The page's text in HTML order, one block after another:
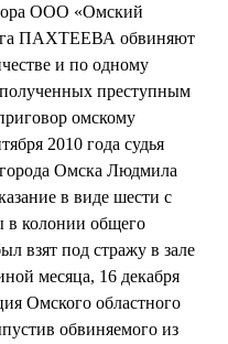
ООО «Омский
ПАХТЕЕВА обвиняют
и по одному
преступным
омскому
2010 года судья
Омска Людмила
в виде шести с
в колонии общего
взят под стражу в зале
месяца, 16 декабря
Омского областного
обвиняемого из